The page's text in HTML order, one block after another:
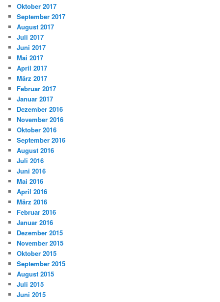
Oktober 2017
September 2017
August 2017
Juli 2017
Juni 2017
Mai 2017
April 2017
März 2017
Februar 2017
Januar 2017
Dezember 2016
November 2016
Oktober 2016
September 2016
August 2016
Juli 2016
Juni 2016
Mai 2016
April 2016
März 2016
Februar 2016
Januar 2016
Dezember 2015
November 2015
Oktober 2015
September 2015
August 2015
Juli 2015
Juni 2015